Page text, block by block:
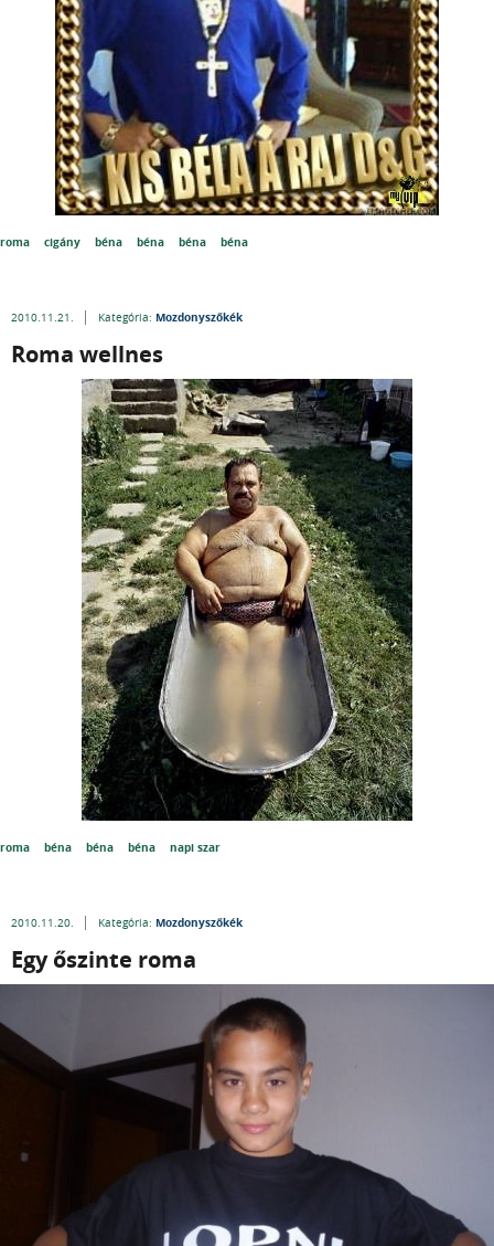
roma cigány béna béna béna béna
2010.11.21. Kategória: Mozdonyszőkék
Roma wellnes
roma béna béna béna napi szar
2010.11.20. Kategória: Mozdonyszőkék
Egy őszinte roma